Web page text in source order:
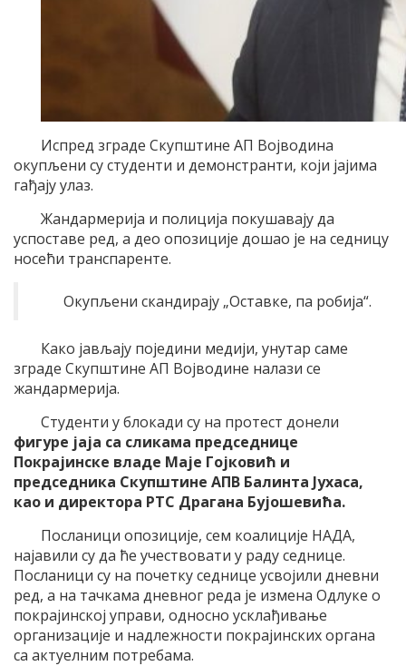
Испред зграде Скупштине АП Војводина
окупљени су студенти и демонстранти, који јајима
гађају улаз.
Жандармерија и полиција покушавају да
успоставе ред, а део опозиције дошао је на седницу
носећи транспаренте.
Окупљени скандирају „Оставке, па робија“.
Како јављају поједини медији, унутар саме
зграде Скупштине АП Војводине налази се
жандармерија.
Студенти у блокади су на протест донели
фигуре јаја са сликама председнице
Покрајинске владе Маје Гојковић и
председника Скупштине АПВ Балинта Јухаса,
као и директора РТС Драгана Бујошевића.
Посланици опозиције, сем коалиције НАДА,
најавили су да ће учествовати у раду седнице.
Посланици су на почетку седнице усвојили дневни
ред, а на тачкама дневног реда је измена Одлуке о
покрајинској управи, односно усклађивање
организације и надлежности покрајинских органа
са актуелним потребама.